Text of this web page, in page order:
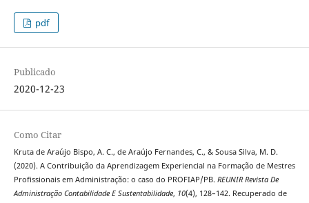
pdf
Publicado
2020-12-23
Como Citar
Kruta de Araújo Bispo, A. C., de Araújo Fernandes, C., & Sousa Silva, M. D.
(2020). A Contribuição da Aprendizagem Experiencial na Formação de Mestres
Profissionais em Administração: o caso do PROFIAP/PB. REUNIR Revista De
Administração Contabilidade E Sustentabilidade, 10(4), 128–142. Recuperado de